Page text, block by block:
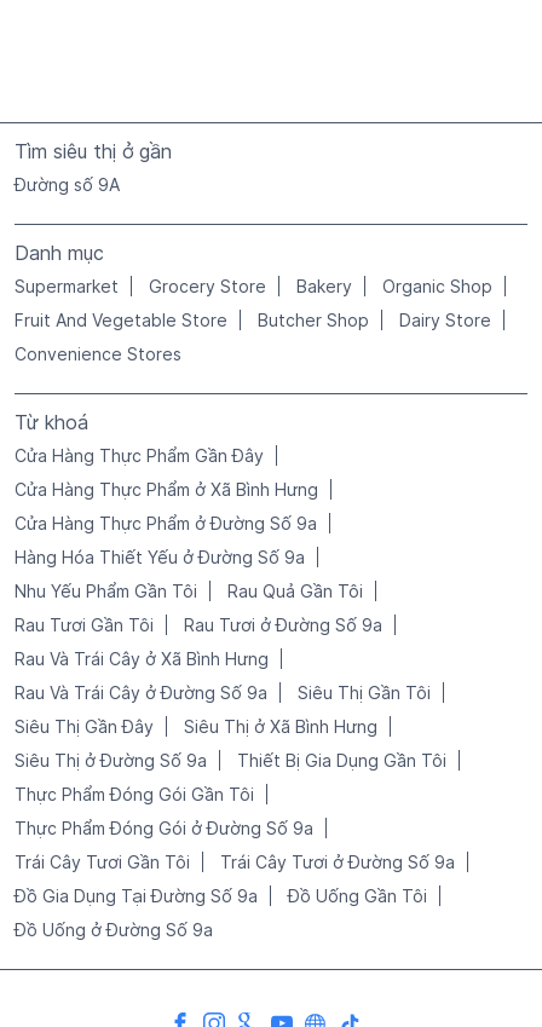
Tìm siêu thị ở gần
Đường số 9A
Danh mục
Supermarket Grocery Store Bakery
Organic Shop
Fruit And Vegetable Store
Butcher Shop
Dairy Store
Convenience Stores
Từ khoá
Cửa Hàng Thực Phẩm Gần Đây
Cửa Hàng Thực Phẩm ở Xã Bình Hưng
Cửa Hàng Thực Phẩm ở Đường Số 9a
Hàng Hóa Thiết Yếu ở Đường Số 9a
Nhu Yếu Phẩm Gần Tôi
Rau Quả Gần Tôi
Rau Tươi Gần Tôi
Rau Tươi ở Đường Số 9a
Rau Và Trái Cây ở Xã Bình Hưng
Rau Và Trái Cây ở Đường Số 9a
Siêu Thị Gần Tôi
Siêu Thị Gần Đây
Siêu Thị ở Xã Bình Hưng
Siêu Thị ở Đường Số 9a
Thiết Bị Gia Dụng Gần Tôi
Thực Phẩm Đóng Gói Gần Tôi
Thực Phẩm Đóng Gói ở Đường Số 9a
Trái Cây Tươi Gần Tôi
Trái Cây Tươi ở Đường Số 9a
Đồ Gia Dụng Tại Đường Số 9a
Đồ Uống Gần Tôi
Đồ Uống ở Đường Số 9a